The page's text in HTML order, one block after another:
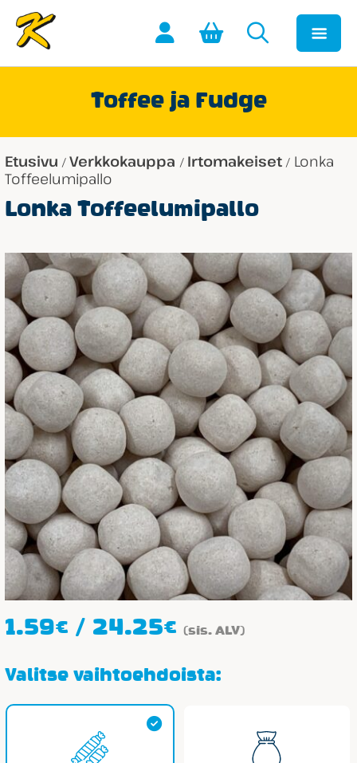
Toffee ja Fudge
Etusivu / Verkkokauppa / Irtomakeiset / Lonka
Toffeelumipallo
Lonka Toffeelumipallo
1.59€ / 24.25€Hintaluokka:
-
(sis. ALV)
Valitse vaihtoehdoista: